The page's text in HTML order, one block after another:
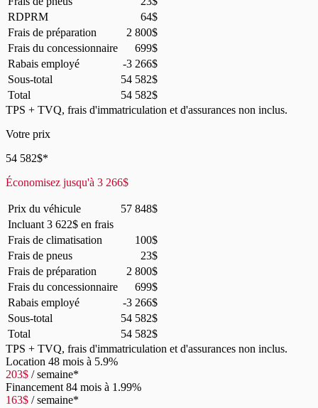
RDPRM
64$
Frais de préparation
2 800$
Frais du concessionnaire
699$
Rabais employé
-3 266$
Sous-total
54 582$
Total
54 582$
TPS + TVQ, frais d'immatriculation et d'assurances non inclus.
Votre prix
54 582$*
Économisez jusqu'à 3 266$
Prix du véhicule 57 848$
Incluant 3 622$ en frais
Frais de climatisation
100$
Frais de pneus
23$
Frais de préparation
2 800$
Frais du concessionnaire
699$
Rabais employé
-3 266$
Sous-total
54 582$
Total
54 582$
TPS + TVQ, frais d'immatriculation et d'assurances non inclus.
Location 48 mois à 5.9%
203$ / semaine*
Financement 84 mois à 1.99%
163$ / semaine*